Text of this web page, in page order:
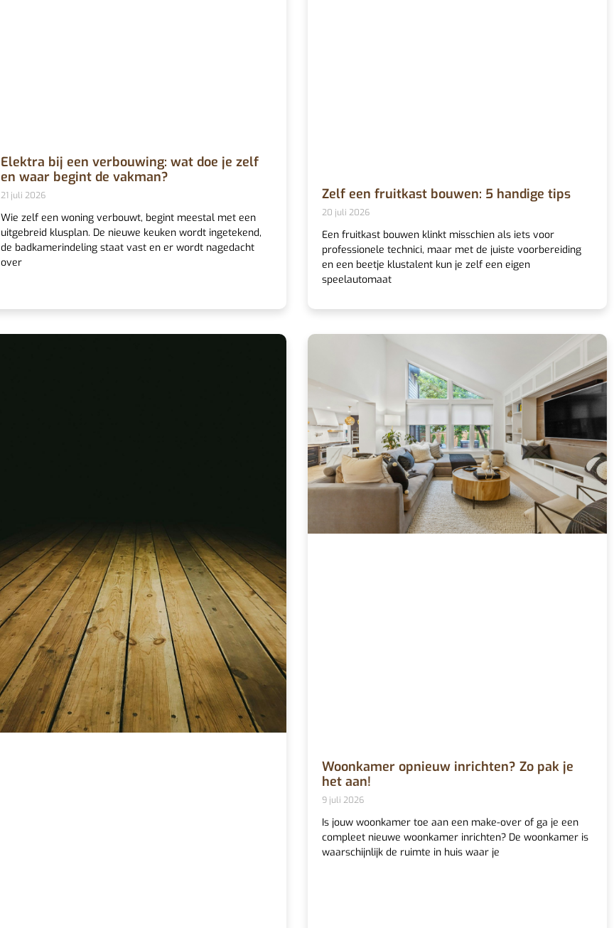
Elektra bij een verbouwing: wat doe je zelf
en waar begint de vakman?
21 juli 2026
Wie zelf een woning verbouwt, begint meestal met een
uitgebreid klusplan. De nieuwe keuken wordt ingetekend,
de badkamerindeling staat vast en er wordt nagedacht
over
Zelf een fruitkast bouwen: 5 handige tips
20 juli 2026
Een fruitkast bouwen klinkt misschien als iets voor
professionele technici, maar met de juiste voorbereiding
en een beetje klustalent kun je zelf een eigen
speelautomaat
Woonkamer opnieuw inrichten? Zo pak je
het aan!
9 juli 2026
Is jouw woonkamer toe aan een make-over of ga je een
compleet nieuwe woonkamer inrichten? De woonkamer is
waarschijnlijk de ruimte in huis waar je